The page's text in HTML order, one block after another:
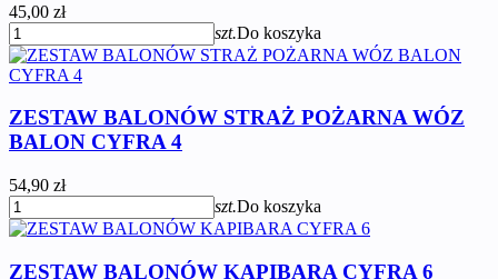
45,00 zł
szt.Do koszyka
ZESTAW BALONÓW STRAŻ POŻARNA WÓZ
BALON CYFRA 4
54,90 zł
szt.Do koszyka
ZESTAW BALONÓW KAPIBARA CYFRA 6